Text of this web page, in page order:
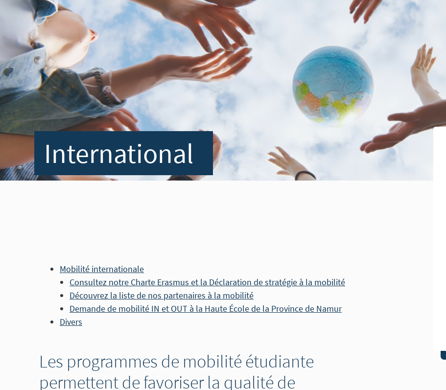
International
Mobilité internationale
Consultez notre Charte Erasmus et la Déclaration de stratégie à la mobilité
Découvrez la liste de nos partenaires à la mobilité
Demande de mobilité IN et OUT à la Haute École de la Province de Namur
Divers
Les programmes de mobilité étudiante
permettent de favoriser la qualité de